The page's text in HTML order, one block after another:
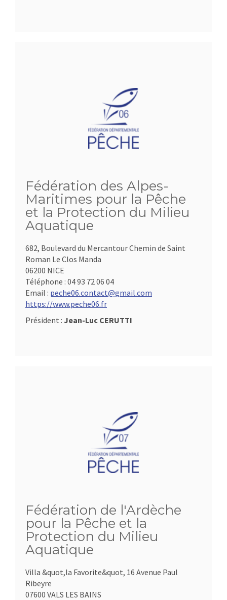
Fédération des Alpes-
Maritimes pour la Pêche
et la Protection du Milieu
Aquatique
682, Boulevard du Mercantour Chemin de Saint
Roman Le Clos Manda
06200 NICE
Téléphone : 04 93 72 06 04
Email : peche06.contact@gmail.com
https://www.peche06.fr
Président : Jean-Luc CERUTTI
Fédération de l'Ardèche
pour la Pêche et la
Protection du Milieu
Aquatique
Villa &quot,la Favorite&quot, 16 Avenue Paul
Ribeyre
07600 VALS LES BAINS